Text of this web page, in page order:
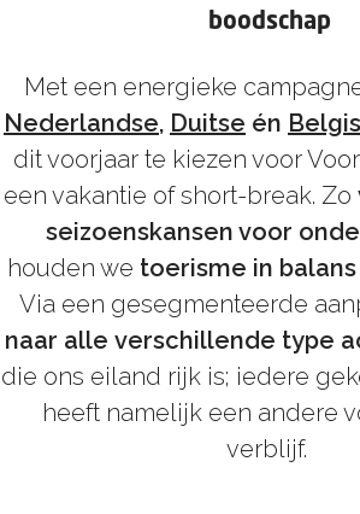
boodschap
Met een energieke
Nederlandse, Duitse én
dit voorjaar te kiezen voor
een vakantie of short-break. Zo
seizoenskansen voor
houden we toerisme in
Via een gesegmenteerde
naar alle verschillende type
die ons eiland rijk is; iedere
heeft namelijk een andere
verblijf.